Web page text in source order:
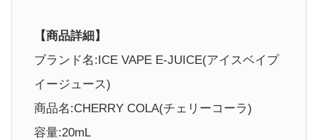
【商品詳細】
ブランド名:ICE VAPE E-JUICE(アイスベイプ
イージュース)
商品名:CHERRY COLA(チェリーコーラ)
容量:20mL